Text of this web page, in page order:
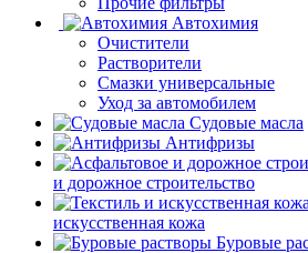
Автохимия
Очистители
Растворители
Смазки универсальные
Уход за автомобилем
Судовые масла
Антифризы
и дорожное строительство
искусственная кожа
Буровые